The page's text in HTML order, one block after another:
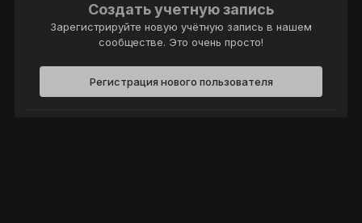
Создать учетную запись
Зарегистрируйте новую учётную запись в нашем
сообществе. Это очень просто!
Регистрация нового пользователя